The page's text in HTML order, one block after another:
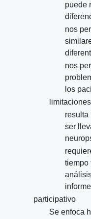
puede
nos
nos
los
limitaciones
resulta
ser
tiempo
participativo
Se enfoca